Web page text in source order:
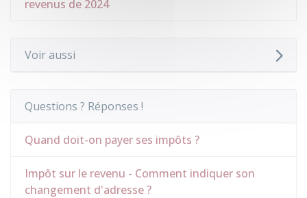
revenus de 2024
Voir aussi
Questions ? Réponses !
Quand doit-on payer ses impôts ?
Impôt sur le revenu - Comment indiquer son
changement d'adresse ?